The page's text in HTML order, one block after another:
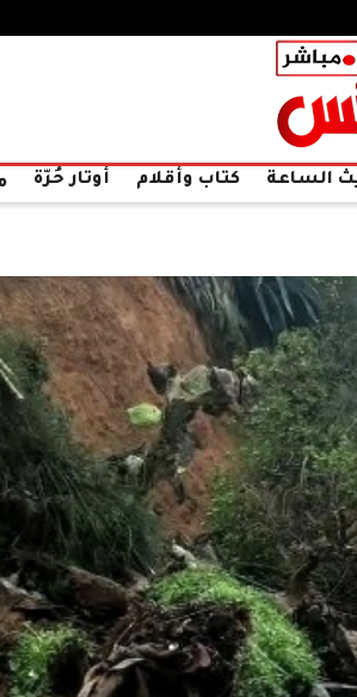
الساعة كتاب وأقلام أوتار حُرّة